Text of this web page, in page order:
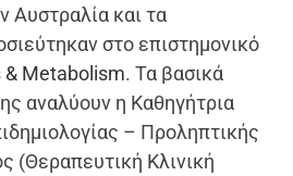
Αυστραλία και τα
στο επιστημονικό
& Metabolism. Τα βασικά
αναλύουν η Καθηγήτρια
– Προληπτικής
(Θεραπευτική Κλινική